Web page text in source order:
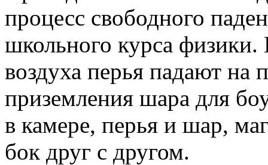
процесс свободного
школьного курса физики.
воздуха перья падают на
приземления шара для
в камере, перья и шар,
бок друг с другом.